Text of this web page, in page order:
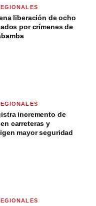
liberación de ocho
por crímenes de
incremento de
carreteras y
mayor seguridad